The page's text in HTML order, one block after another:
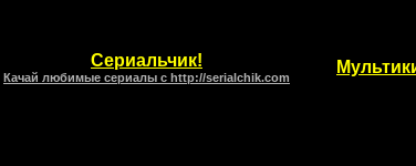
Сериальчик!
Качай любимые сериалы с http://serialchik.com